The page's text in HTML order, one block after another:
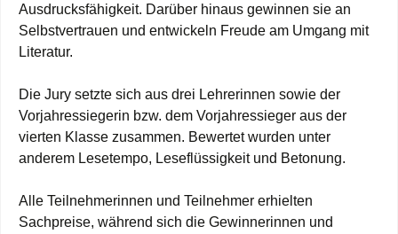
Ausdrucksfähigkeit. Darüber hinaus gewinnen sie an
Selbstvertrauen und entwickeln Freude am Umgang mit
Literatur.
Die Jury setzte sich aus drei Lehrerinnen sowie der
Vorjahressiegerin bzw. dem Vorjahressieger aus der
vierten Klasse zusammen. Bewertet wurden unter
anderem Lesetempo, Leseflüssigkeit und Betonung.
Alle Teilnehmerinnen und Teilnehmer erhielten
Sachpreise, während sich die Gewinnerinnen und